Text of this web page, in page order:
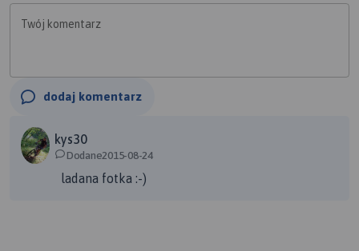
Twój komentarz
dodaj komentarz
kys30
Dodane2015-08-24
ladana fotka :-)